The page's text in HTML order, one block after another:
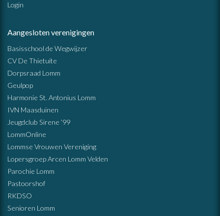
Login
Aangesloten verenigingen
Basisschool de Wegwijzer
CV De Thietuite
Dorpsraad Lomm
Geulpop
Harmonie St. Antonius Lomm
IVN Maasduinen
Jeugdclub Sirene ’99
LommOnline
Lommse Vrouwen Vereniging
Lopersgroep Arcen Lomm Velden
Parochie Lomm
Pastoorshof
RKDSO
Senioren Lomm